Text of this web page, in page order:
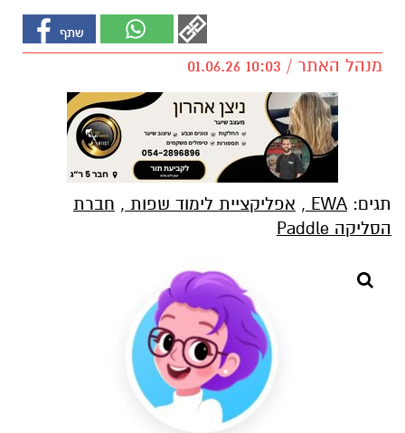
מנהל האתר / 10:03 01.06.26
תגים:EWA
, אפליקציית לימוד שפות , חברת
הסליקה Paddle